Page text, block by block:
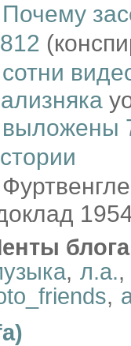
Почему
сотни
выложены
, л.а.,
,